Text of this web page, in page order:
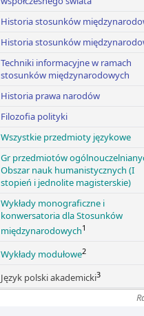
Historia stosunków
Historia stosunków
Techniki informacyjne w ramach
stosunków międzynarodowych
Historia prawa narodów
Filozofia polityki
Wszystkie przedmioty językowe
Gr przedmiotów
Obszar nauk humanistycznych (I
stopień i jednolite magisterskie)
Wykłady monograficzne i
konwersatoria dla Stosunków
międzynarodowych1
Wykłady modułowe2
Język polski akademicki3